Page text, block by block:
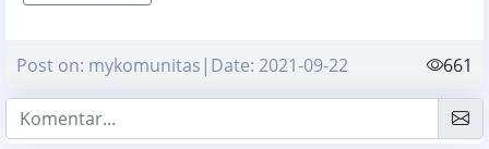
Post on: mykomunitas|Date: 2021-09-22 661